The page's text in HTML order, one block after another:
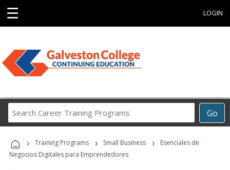
☰ LOGIN
Go
Career
Programs
› Training Programs › Small Business ›
Esenciales de
Negocios Digitales para Emprendedores